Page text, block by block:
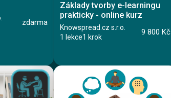
Lekce 1: Aktivní stoj
Lekce 3: Ergonomie pracovního místa
Lekce 4: Protažení
zdarma
Základy tvorby e-learningu
prakticky - online kurz
Knowspread.cz s.r.o.
1 lekce1 krok
9 800 Kč